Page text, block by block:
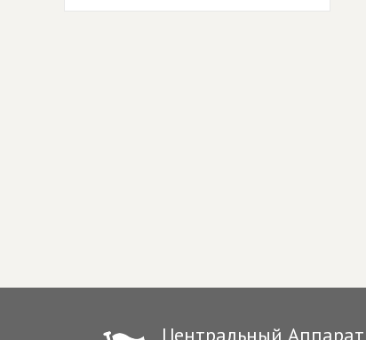
Центральный Аппарат